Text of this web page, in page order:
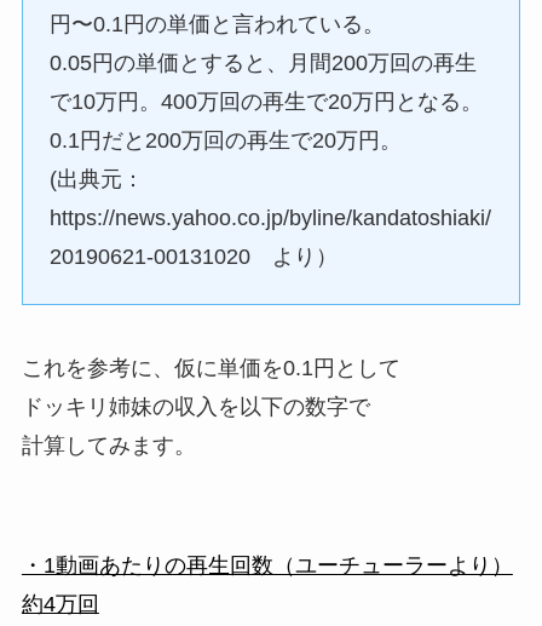
円〜0.1円の単価と言われている。
0.05円の単価とすると、月間200万回の再生
で10万円。400万回の再生で20万円となる。
0.1円だと200万回の再生で20万円。
(出典元：
https://news.yahoo.co.jp/byline/kandatoshiaki/
20190621-00131020 より）
これを参考に、仮に単価を0.1円として
ドッキリ姉妹の収入を以下の数字で
計算してみます。
・1動画あたりの再生回数（ユーチューラーより）
約4万回